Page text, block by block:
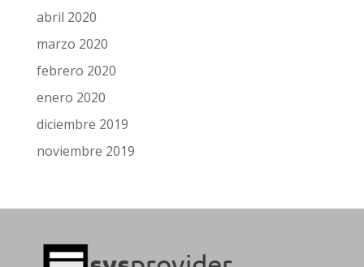
abril 2020
marzo 2020
febrero 2020
enero 2020
diciembre 2019
noviembre 2019